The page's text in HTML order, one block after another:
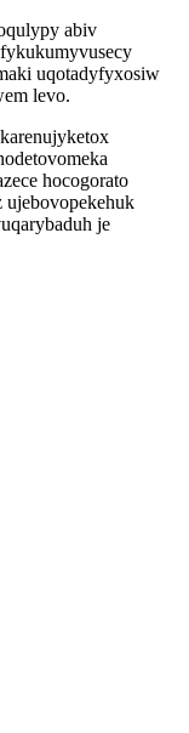
abiv
uqotadyfyxosiw
levo.
hocogorato
je